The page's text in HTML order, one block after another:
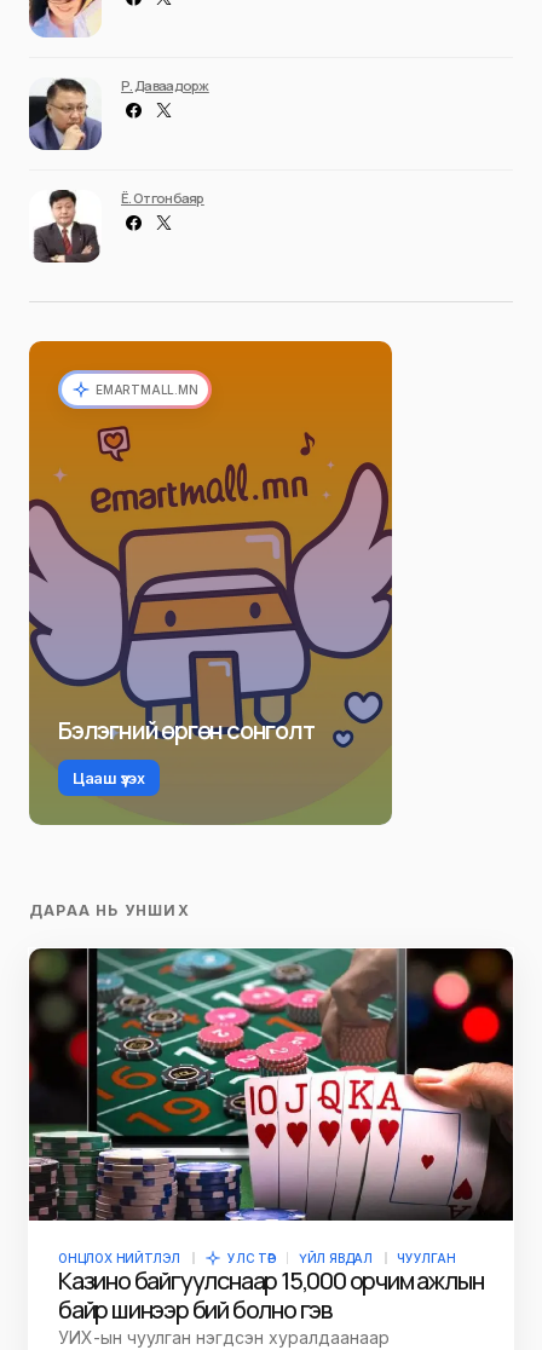
Р. Даваадорж
Ё. Отгонбаяр
EMARTMALL.MN
Бэлэгний өргөн сонголт
Цааш үзэх
ДАРАА НЬ УНШИХ
ОНЦЛОХ НИЙТЛЭЛ УЛС ТӨР ҮЙЛ ЯВДАЛ ЧУУЛГАН
Казино байгуулснаар 15,000 орчим ажлын
байр шинээр бий болно гэв
УИХ-ын чуулган нэгдсэн хуралдаанаар